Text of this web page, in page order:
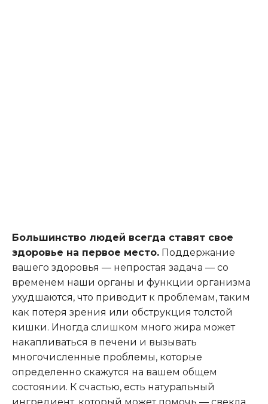
Большинство людей всегда ставят свое
здоровье на первое место. Поддержание
вашего здоровья — непростая задача — со
временем наши органы и функции организма
ухудшаются, что приводит к проблемам, таким
как потеря зрения или обструкция толстой
кишки. Иногда слишком много жира может
накапливаться в печени и вызывать
многочисленные проблемы, которые
определенно скажутся на вашем общем
состоянии. К счастью, есть натуральный